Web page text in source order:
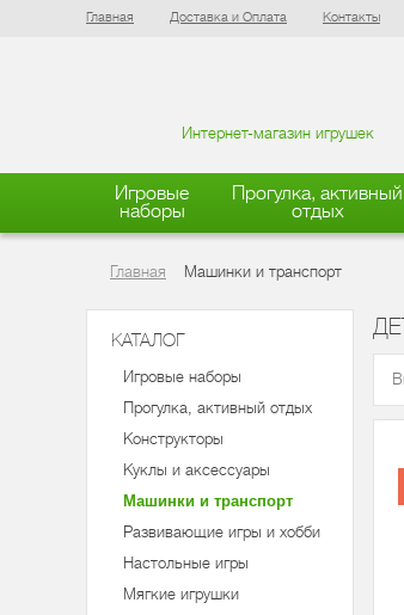
Главная Доставка и Оплата Контакты
Интернет-магазин игрушек
Игровые
наборы
Прогулка, активный
отдых
Главная Машинки и транспорт
КАТАЛОГ
Игровые наборы
Прогулка, активный отдых
Конструкторы
Куклы и аксессуары
Машинки и транспорт
Развивающие игры и хобби
Настольные игры
Мягкие игрушки